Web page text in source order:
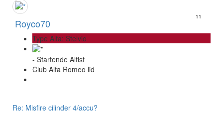
Royco70
11
Type Alfa: Stelvio
- Startende Alfist
Club Alfa Romeo lid
Re: Misfire cilinder 4/accu?